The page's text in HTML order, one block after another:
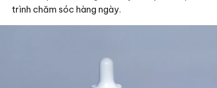
trình chăm sóc hàng ngày.